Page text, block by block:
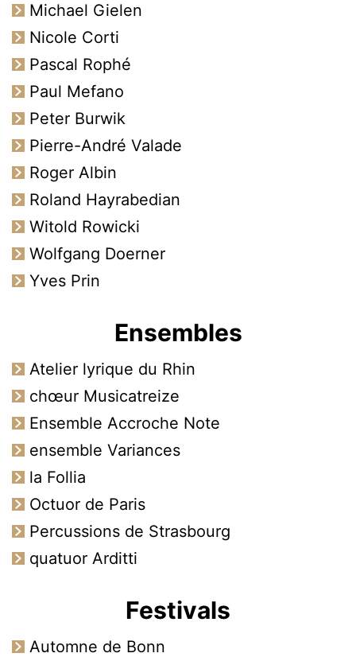
Michael Gielen
Nicole Corti
Pascal Rophé
Paul Mefano
Peter Burwik
Pierre-André Valade
Roger Albin
Roland Hayrabedian
Witold Rowicki
Wolfgang Doerner
Yves Prin
Ensembles
Atelier lyrique du Rhin
chœur Musicatreize
Ensemble Accroche Note
ensemble Variances
la Follia
Octuor de Paris
Percussions de Strasbourg
quatuor Arditti
Festivals
Automne de Bonn